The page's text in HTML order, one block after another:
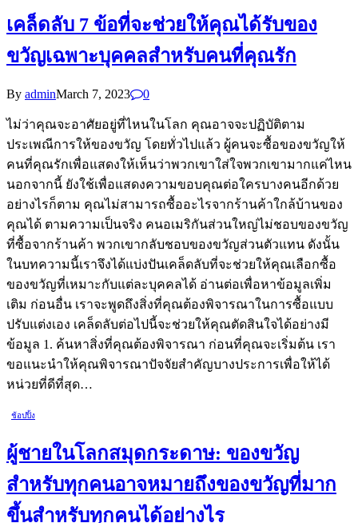
เคล็ดลับ 7 ข้อที่จะช่วยให้คุณได้รับของ
ขวัญเฉพาะบุคคลสำหรับคนที่คุณรัก
By adminMarch 7, 2023 0
ไม่ว่าคุณจะอาศัยอยู่ที่ไหนในโลก คุณอาจจะปฏิบัติตาม
ประเพณีการให้ของขวัญ โดยทั่วไปแล้ว ผู้คนจะซื้อของขวัญให้
คนที่คุณรักเพื่อแสดงให้เห็นว่าพวกเขาใส่ใจพวกเขามากแค่ไหน
นอกจากนี้ ยังใช้เพื่อแสดงความขอบคุณต่อใครบางคนอีกด้วย
อย่างไรก็ตาม คุณไม่สามารถซื้ออะไรจากร้านค้าใกล้บ้านของ
คุณได้ ตามความเป็นจริง คนอเมริกันส่วนใหญ่ไม่ชอบของขวัญ
ที่ซื้อจากร้านค้า พวกเขากลับชอบของขวัญส่วนตัวแทน ดังนั้น
ในบทความนี้เราจึงได้แบ่งปันเคล็ดลับที่จะช่วยให้คุณเลือกซื้อ
ของขวัญที่เหมาะกับแต่ละบุคคลได้ อ่านต่อเพื่อหาข้อมูลเพิ่ม
เติม ก่อนอื่น เราจะพูดถึงสิ่งที่คุณต้องพิจารณาในการซื้อแบบ
ปรับแต่งเอง เคล็ดลับต่อไปนี้จะช่วยให้คุณตัดสินใจได้อย่างมี
ข้อมูล 1. ค้นหาสิ่งที่คุณต้องพิจารณา ก่อนที่คุณจะเริ่มต้น เรา
ขอแนะนำให้คุณพิจารณาปัจจัยสำคัญบางประการเพื่อให้ได้
หน่วยที่ดีที่สุด…
ช้อปปิ้ง
ผู้ชายในโลกสมุดกระดาษ: ของขวัญ
สำหรับทุกคนอาจหมายถึงของขวัญที่มาก
ขึ้นสำหรับทุกคนได้อย่างไร